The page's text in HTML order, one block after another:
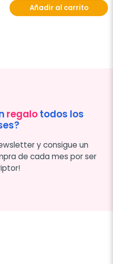
Añadir al carrito
regalotodos los
y consigue un
de cada mes por ser